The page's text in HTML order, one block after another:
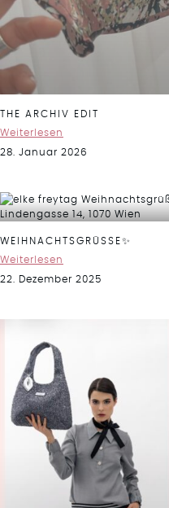
THE ARCHIV EDIT
Weiterlesen
28. Januar 2026
WEIHNACHTSGRÜSSE✨
Weiterlesen
22. Dezember 2025